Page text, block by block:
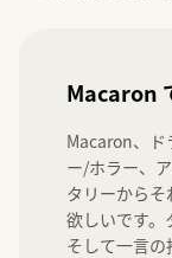
Macaron
Macaron、ド
ー/ホラー、
タリーから
欲しいです。
そして一言の